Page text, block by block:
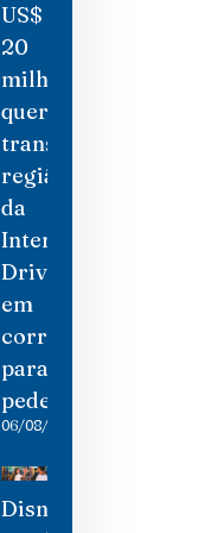
US$
20
milhões
quer
transformar
região
da
International
Drive
em
corredor
para
pedestres
06/08/2026
Disney